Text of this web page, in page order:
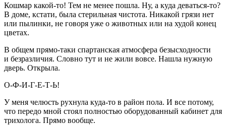
Кошмар какой-то! Тем не менее пошла. Ну, а куда деваться-то?
В доме, кстати, была стерильная чистота. Никакой грязи нет
или пылинки, не говоря уже о животных или на худой конец
цветах.
В общем прямо-таки спартанская атмосфера безысходности
и безразличия. Словно тут и не жили вовсе. Нашла нужную
дверь. Открыла.
О-Ф-И-Г-Е-Т-Ь!
У меня челюсть рухнула куда-то в район пола. И все потому,
что передо мной стоял полностью оборудованный кабинет для
трихолога. Прямо вообще.